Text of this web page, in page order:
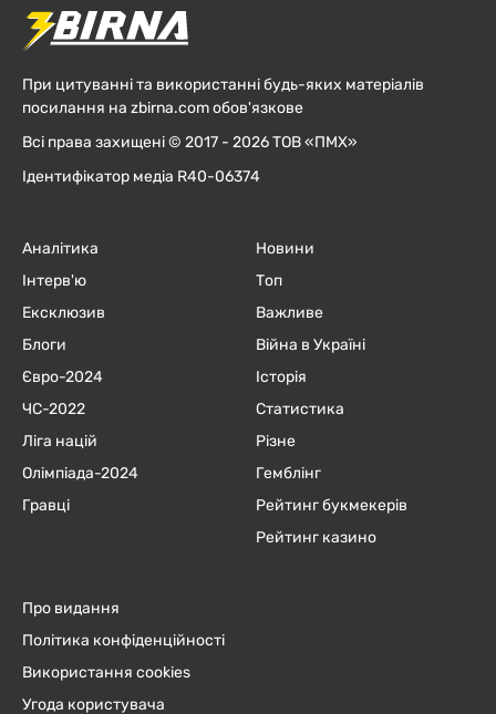
При цитуванні та використанні будь-яких матеріалів
посилання на zbirna.com обов'язкове
Всі права захищені © 2017 - 2026 ТОВ «ПМХ»
Ідентифікатор медіа R40-06374
Аналітика
Інтерв'ю
Ексклюзив
Блоги
Євро-2024
ЧC-2022
Ліга націй
Олімпіада-2024
Гравці
Новини
Топ
Важливе
Війна в Україні
Історія
Статистика
Різне
Гемблінг
Рейтинг букмекерів
Рейтинг казино
Про видання
Політика конфіденційності
Використання cookies
Угода користувача